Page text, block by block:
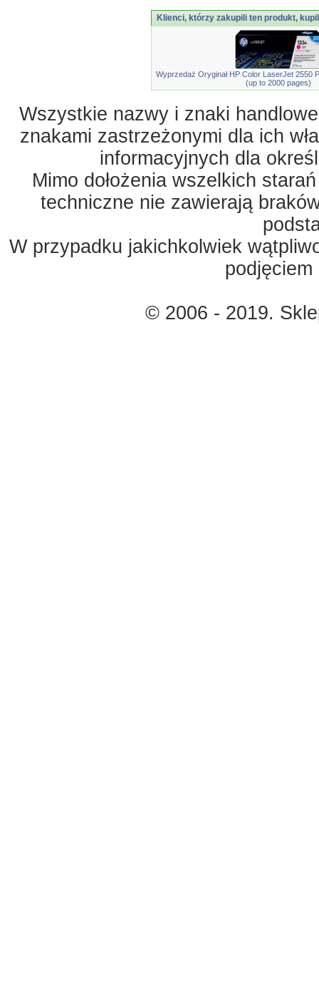
Klienci, którzy zakupili ten produkt,
Wyprzedaż Oryginał HP Color LaserJet 2550
(up to 2000 pages)
Wszystkie nazwy i znaki
znakami zastrzeżonymi dla ich
informacyjnych dla
Mimo dołożenia wszelkich
techniczne nie zawierają
W przypadku jakichkolwiek
© 2006 - 2019.